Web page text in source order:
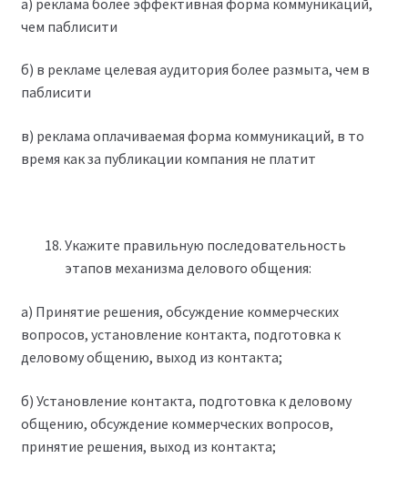
чем паблисити
б) в рекламе целевая аудитория более размыта, чем в
паблисити
в) реклама оплачиваемая форма коммуникаций, в то
время как за публикации компания не платит
Укажите правильную последовательность
этапов механизма делового общения:
а) Принятие решения, обсуждение коммерческих
вопросов, установление контакта, подготовка к
деловому общению, выход из контакта;
б) Установление контакта, подготовка к деловому
общению, обсуждение коммерческих вопросов,
принятие решения, выход из контакта;